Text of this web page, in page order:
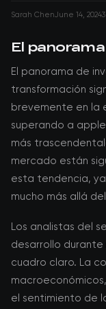
Sarah ChenJune 14, 2024
El
El panorama de
transformación
brevemente en la
superando a
más
mercado están
esta tendencia,
mucho más allá
Los analistas del
desarrollo durante
cuadro claro. La
el sentimiento de